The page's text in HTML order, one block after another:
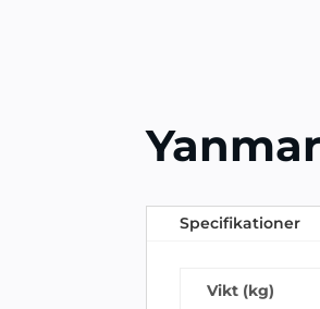
Specifikationer
Vikt (kg)